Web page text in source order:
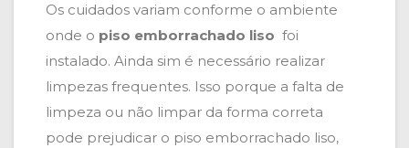
Os cuidados variam conforme o ambiente
onde o piso emborrachado liso foi
instalado. Ainda sim é necessário realizar
limpezas frequentes. Isso porque a falta de
limpeza ou não limpar da forma correta
pode prejudicar o piso emborrachado liso,